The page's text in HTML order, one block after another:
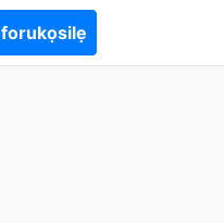
forukọsilẹ